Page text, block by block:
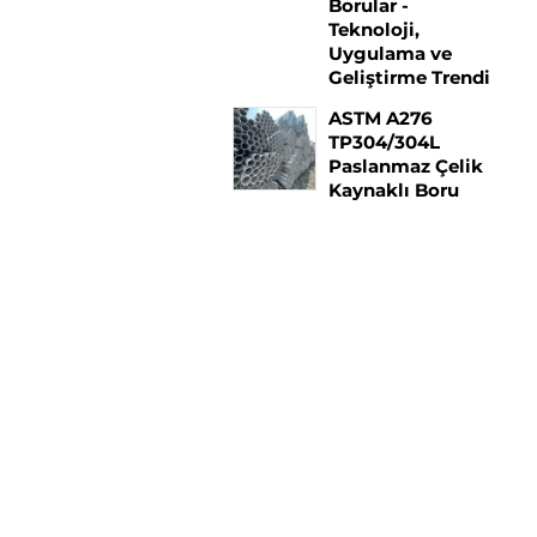
Borular -
Teknoloji,
Uygulama ve
Geliştirme Trendi
ASTM A276
TP304/304L
Paslanmaz Çelik
Kaynaklı Boru